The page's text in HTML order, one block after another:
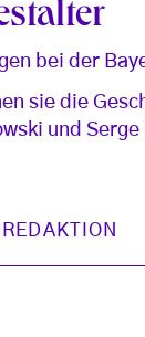
bei der
sie die
und